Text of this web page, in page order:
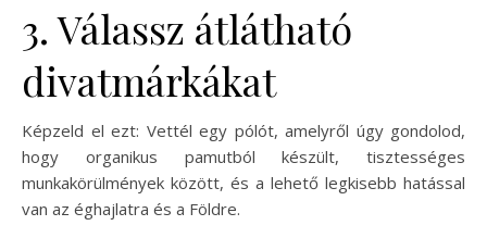
3. Válassz átlátható
divatmárkákat
Képzeld el ezt: Vettél egy pólót, amelyről úgy gondolod,
hogy organikus pamutból készült, tisztességes
munkakörülmények között, és a lehető legkisebb hatással
van az éghajlatra és a Földre.